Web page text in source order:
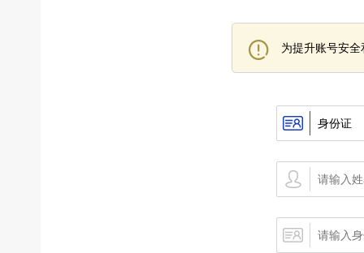
为提升账号安